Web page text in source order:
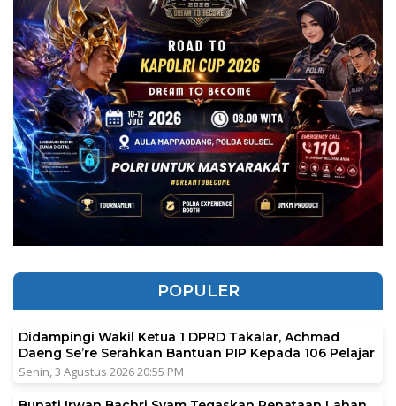
POPULER
Didampingi Wakil Ketua 1 DPRD Takalar, Achmad
Daeng Se’re Serahkan Bantuan PIP Kepada 106 Pelajar
Senin, 3 Agustus 2026 20:55 PM